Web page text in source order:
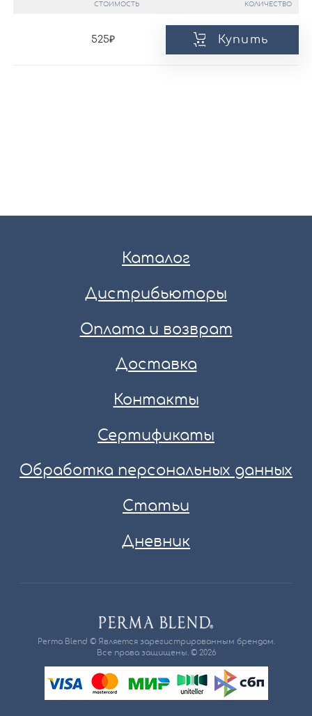
СТОИМОСТЬ КОЛИЧЕСТВО
525 Купить
Каталог
Дистрибьюторы
Оплата и возврат
Доставка
Контакты
Сертификаты
Обработка персональных данных
Статьи
Дневник
Perma Blend © Является зарегистрированным брендом.
Все права защищены. © 2026